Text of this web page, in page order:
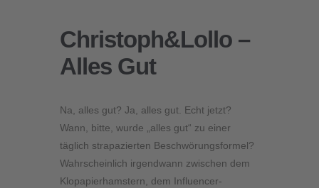
Christoph&Lollo –
Alles Gut
Na, alles gut? Ja, alles gut. Echt jetzt?
Wann, bitte, wurde „alles gut“ zu einer
täglich strapazierten Beschwörungsformel?
Wahrscheinlich irgendwann zwischen dem
Klopapierhamstern, dem Influencer-